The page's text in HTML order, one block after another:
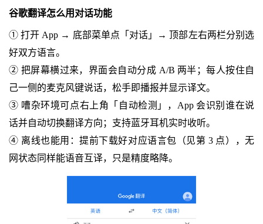
谷歌翻译怎么用对话功能
① 打开 App → 底部菜单点「对话」→ 顶部左右两栏分别选
好双方语言。
② 把屏幕横过来，界面会自动分成 A/B 两半；每人按住自
己一侧的麦克风键说话，松手即播报并显示译文。
③ 嘈杂环境可点右上角「自动检测」，App 会识别谁在说
话并自动切换翻译方向；支持蓝牙耳机实时收听。
④ 离线也能用：提前下载好对应语言包（见第 3 点），无
网状态同样能语音互译，只是精度略降。